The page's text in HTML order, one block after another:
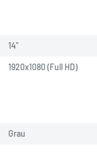
14"
1920x1080 (Full HD)
Grau